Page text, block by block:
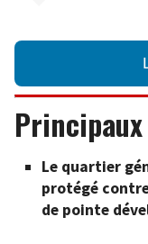
Le quartier
protégé
de pointe